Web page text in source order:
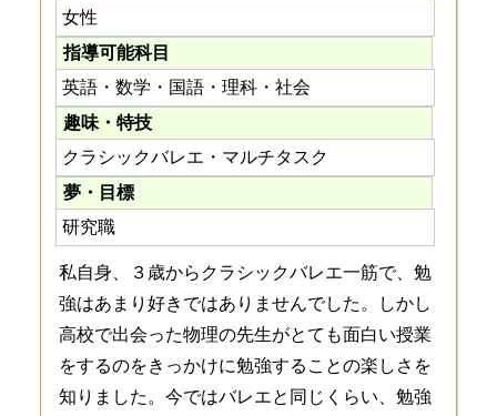
女性
指導可能科目
英語・数学・国語・理科・社会
趣味・特技
クラシックバレエ・マルチタスク
夢・目標
研究職
私自身、３歳からクラシックバレエ一筋で、勉
強はあまり好きではありませんでした。しかし
高校で出会った物理の先生がとても面白い授業
をするのをきっかけに勉強することの楽しさを
知りました。今ではバレエと同じくらい、勉強